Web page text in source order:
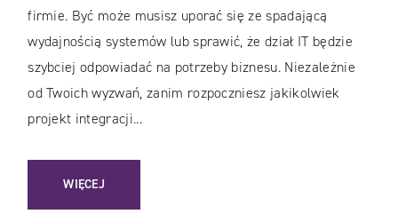
firmie. Być może musisz uporać się ze spadającą
wydajnością systemów lub sprawić, że dział IT będzie
szybciej odpowiadać na potrzeby biznesu. Niezależnie
od Twoich wyzwań, zanim rozpoczniesz jakikolwiek
projekt integracji...
WIĘCEJ
: PROJEKT KONSULTINGOWY ARCHITEKTURY